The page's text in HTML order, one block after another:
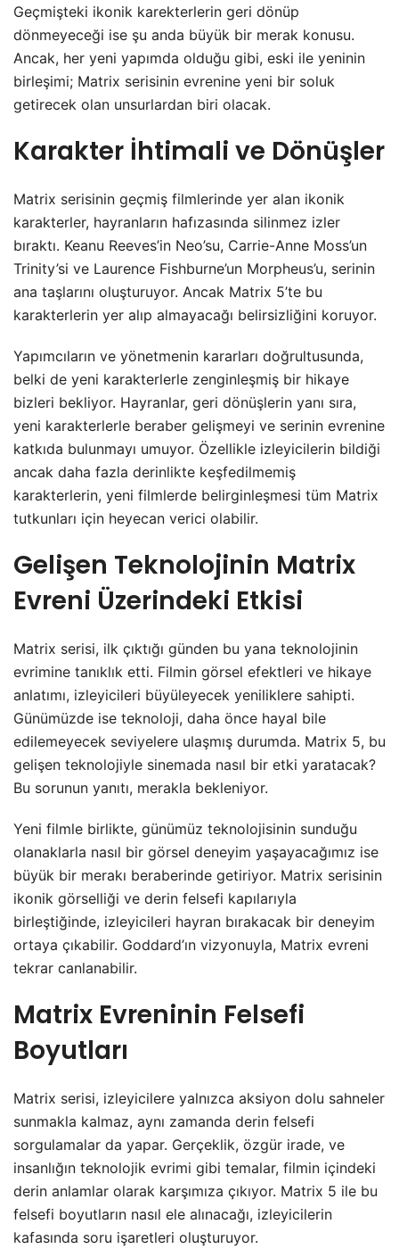
Geçmişteki ikonik karekterlerin geri dönüp
dönmeyeceği ise şu anda büyük bir merak konusu.
Ancak, her yeni yapımda olduğu gibi, eski ile yeninin
birleşimi; Matrix serisinin evrenine yeni bir soluk
getirecek olan unsurlardan biri olacak.
Karakter İhtimali ve Dönüşler
Matrix serisinin geçmiş filmlerinde yer alan ikonik
karakterler, hayranların hafızasında silinmez izler
bıraktı. Keanu Reeves’in Neo’su, Carrie-Anne Moss’un
Trinity’si ve Laurence Fishburne’un Morpheus’u, serinin
ana taşlarını oluşturuyor. Ancak Matrix 5’te bu
karakterlerin yer alıp almayacağı belirsizliğini koruyor.
Yapımcıların ve yönetmenin kararları doğrultusunda,
belki de yeni karakterlerle zenginleşmiş bir hikaye
bizleri bekliyor. Hayranlar, geri dönüşlerin yanı sıra,
yeni karakterlerle beraber gelişmeyi ve serinin evrenine
katkıda bulunmayı umuyor. Özellikle izleyicilerin bildiği
ancak daha fazla derinlikte keşfedilmemiş
karakterlerin, yeni filmlerde belirginleşmesi tüm Matrix
tutkunları için heyecan verici olabilir.
Gelişen Teknolojinin Matrix
Evreni Üzerindeki Etkisi
Matrix serisi, ilk çıktığı günden bu yana teknolojinin
evrimine tanıklık etti. Filmin görsel efektleri ve hikaye
anlatımı, izleyicileri büyüleyecek yeniliklere sahipti.
Günümüzde ise teknoloji, daha önce hayal bile
edilemeyecek seviyelere ulaşmış durumda. Matrix 5, bu
gelişen teknolojiyle sinemada nasıl bir etki yaratacak?
Bu sorunun yanıtı, merakla bekleniyor.
Yeni filmle birlikte, günümüz teknolojisinin sunduğu
olanaklarla nasıl bir görsel deneyim yaşayacağımız ise
büyük bir merakı beraberinde getiriyor. Matrix serisinin
ikonik görselliği ve derin felsefi kapılarıyla
birleştiğinde, izleyicileri hayran bırakacak bir deneyim
ortaya çıkabilir. Goddard’ın vizyonuyla, Matrix evreni
tekrar canlanabilir.
Matrix Evreninin Felsefi
Boyutları
Matrix serisi, izleyicilere yalnızca aksiyon dolu sahneler
sunmakla kalmaz, aynı zamanda derin felsefi
sorgulamalar da yapar. Gerçeklik, özgür irade, ve
insanlığın teknolojik evrimi gibi temalar, filmin içindeki
derin anlamlar olarak karşımıza çıkıyor. Matrix 5 ile bu
felsefi boyutların nasıl ele alınacağı, izleyicilerin
kafasında soru işaretleri oluşturuyor.